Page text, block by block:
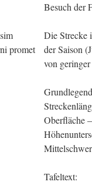
Besuch der
promet
Die Strecke
der Saison
von
Oberfläche
Tafeltext: